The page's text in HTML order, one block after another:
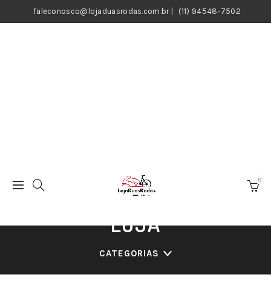
faleconosco@lojaduasrodas.com.br| (11) 94548-7502
0
LOJA
CATEGORIAS